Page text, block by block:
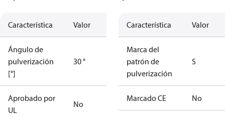
Característica Valor
Ángulo de
pulverización
[°]
30 °
Aprobado por
UL
No
Característica Valor
Marca del
patrón de
pulverización
S
Marcado CE No